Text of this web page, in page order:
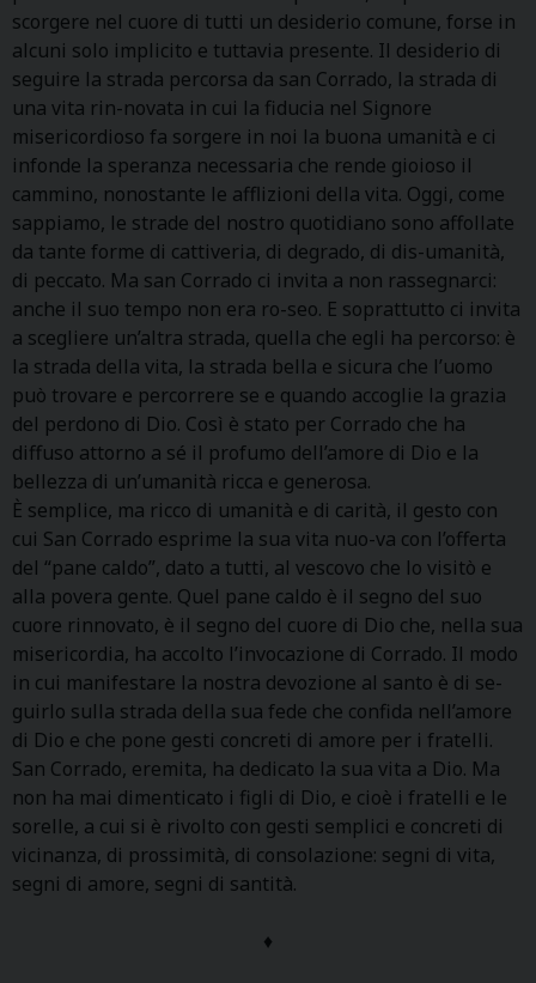
scorgere nel cuore di tutti un desiderio comune, forse in
alcuni solo implicito e tuttavia presente. Il desiderio di
seguire la strada percorsa da san Corrado, la strada di
una vita rin-novata in cui la fiducia nel Signore
misericordioso fa sorgere in noi la buona umanità e ci
infonde la speranza necessaria che rende gioioso il
cammino, nonostante le afflizioni della vita. Oggi, come
sappiamo, le strade del nostro quotidiano sono affollate
da tante forme di cattiveria, di degrado, di dis-umanità,
di peccato. Ma san Corrado ci invita a non rassegnarci:
anche il suo tempo non era ro-seo. E soprattutto ci invita
a scegliere un’altra strada, quella che egli ha percorso: è
la strada della vita, la strada bella e sicura che l’uomo
può trovare e percorrere se e quando accoglie la grazia
del perdono di Dio. Così è stato per Corrado che ha
diffuso attorno a sé il profumo dell’amore di Dio e la
bellezza di un’umanità ricca e generosa.
È semplice, ma ricco di umanità e di carità, il gesto con
cui San Corrado esprime la sua vita nuo-va con l’offerta
del “pane caldo”, dato a tutti, al vescovo che lo visitò e
alla povera gente. Quel pane caldo è il segno del suo
cuore rinnovato, è il segno del cuore di Dio che, nella sua
misericordia, ha accolto l’invocazione di Corrado. Il modo
in cui manifestare la nostra devozione al santo è di se-
guirlo sulla strada della sua fede che confida nell’amore
di Dio e che pone gesti concreti di amore per i fratelli.
San Corrado, eremita, ha dedicato la sua vita a Dio. Ma
non ha mai dimenticato i figli di Dio, e cioè i fratelli e le
sorelle, a cui si è rivolto con gesti semplici e concreti di
vicinanza, di prossimità, di consolazione: segni di vita,
segni di amore, segni di santità.
♦